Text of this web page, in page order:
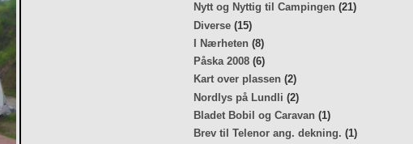
Nytt og Nyttig til Campingen (21)
Diverse (15)
I Nærheten (8)
Påska 2008 (6)
Kart over plassen (2)
Nordlys på Lundli (2)
Bladet Bobil og Caravan (1)
Brev til Telenor ang. dekning. (1)